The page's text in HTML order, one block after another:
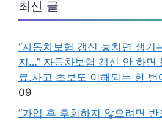
최신 글
“자동차보험 갱신 놓치면 생기
지…” 자동차보험 갱신 안 하면
료.사고 초보도 이해되는 한 번
09
“가입 후 후회하지 않으려면